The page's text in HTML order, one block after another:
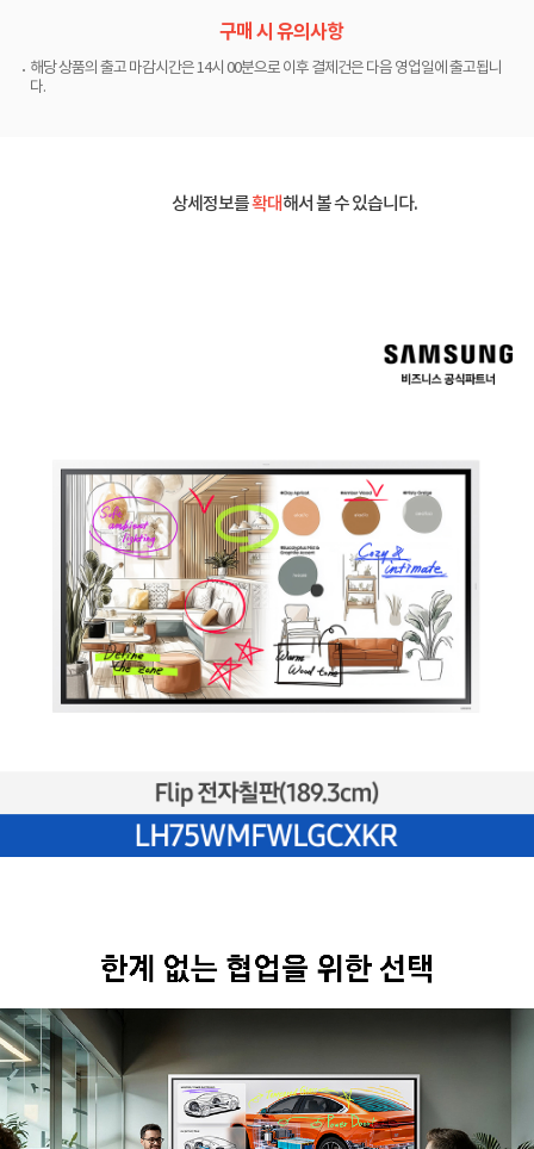
구매 시 유의사항
해당 상품의 출고 마감시간은 14시 00분으로 이후 결제건은 다음 영업일에 출고됩니
다.
상세정보를확대해서 볼 수 있습니다.